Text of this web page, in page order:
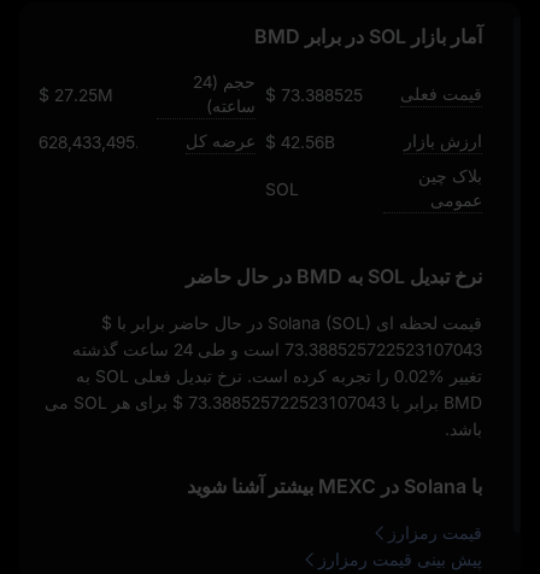
آمار بازار SOL در برابر BMD
قیمت فعلی
$ 73.388525722523107043
حجم (24
ساعته)
$ 27.25M
ارزش بازار $ 42.56B عرضه کل628,433,495.5021125
بلاک چین
عمومی
SOL
نرخ تبدیل SOL به BMD در حال حاضر
قیمت لحظه‌ ای Solana (SOL) در حال حاضر برابر با
$
73.388525722523107043
است و طی 24 ساعت گذشته
تغییر 0.02%
را تجربه کرده است. نرخ تبدیل فعلی SOL به
BMD برابر با
$ 73.388525722523107043
برای هر SOL می‌
باشد.
با Solana در MEXC بیشتر آشنا شوید
قیمت رمزارز
پیش‌ بینی قیمت رمزارز